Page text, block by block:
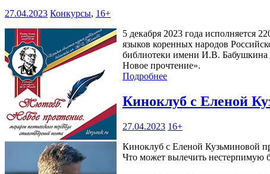
27.04.2023 Конкурсы, 16+
5 декабря 2023 года исполняется
языков коренных народов
библиотеки имени И.В. Бабушкина
Новое прочтение».
Подробнее
Киноклуб с Еленой
27.04.2023 16+
Киноклуб с Еленой Кузьминовой
Что может вылечить нестерпимую